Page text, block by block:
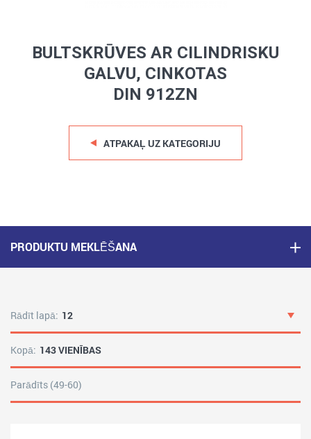
BULTSKRŪVES AR CILINDRISKU
GALVU, CINKOTAS
DIN 912ZN
ATPAKAĻ UZ KATEGORIJU
PRODUKTU MEKLĒŠANA
Rādīt lapā: 12
Kopā: 143 VIENĪBAS
Parādīts (49-60)